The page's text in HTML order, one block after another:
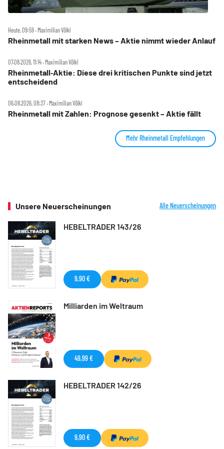
Heute, 09:59 ‧ Maximilian Völkl
Rheinmetall mit starken News – Aktie nimmt wieder Anlauf
07.08.2026, 11:14 ‧ Maximilian Völkl
Rheinmetall‑Aktie: Diese drei kritischen Punkte sind jetzt
entscheidend
06.08.2026, 08:37 ‧ Maximilian Völkl
Rheinmetall mit Zahlen: Prognose gesenkt – Aktie fällt
Mehr Rheinmetall Empfehlungen
Unsere Neuerscheinungen Alle Neuerscheinungen
HEBELTRADER 143/26
9,90 €
Milliarden im Weltraum
49,99 €
HEBELTRADER 142/26
9,90 €